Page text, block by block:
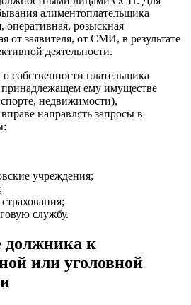
алиментоплательщика
оперативная, розыскная
от заявителя, от СМИ, в результате
деятельности.
собственности плательщика
принадлежащем ему имуществе
недвижимости),
направлять запросы в
учреждения;
службу.
должника к
или уголовной